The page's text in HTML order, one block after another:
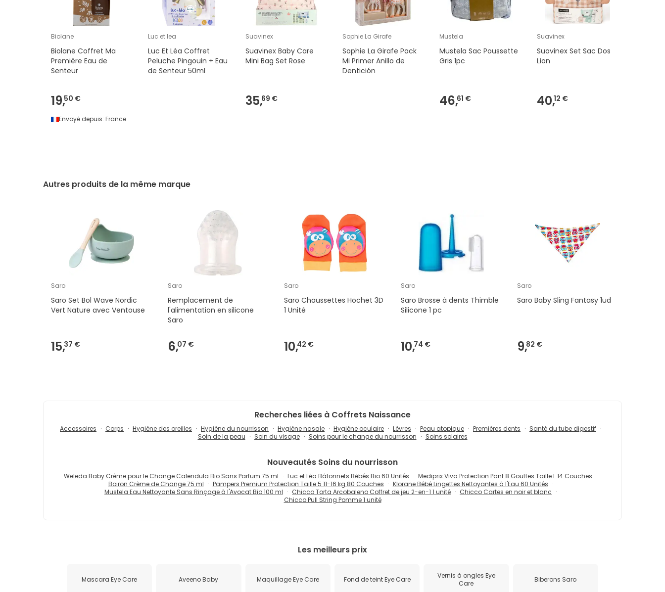
Biolane
Biolane Coffret Ma
Première Eau de
Senteur
19,50 €
Envoyé depuis: France
Luc et lea
Luc Et Léa Coffret
Peluche Pingouin + Eau
de Senteur 50ml
Suavinex
Suavinex Baby Care
Mini Bag Set Rose
35,69 €
Sophie La Girafe
Sophie La Girafe Pack
Mi Primer Anillo de
Dentición
Mustela
Mustela Sac Poussette
Gris 1pc
46,61 €
Suavinex
Suavinex Set Sac Dos
Lion
40,12 €
Autres produits de la même marque
Saro
Saro Set Bol Wave Nordic
Vert Nature avec Ventouse
15,37 €
Saro
Remplacement de
l'alimentation en silicone
Saro
6,07 €
Saro
Saro Chaussettes Hochet 3D
1 Unité
10,42 €
Saro
Saro Brosse à dents Thimble
Silicone 1 pc
10,74 €
Saro
Saro Baby Sling Fantasy 1ud
9,82 €
Recherches liées à Coffrets Naissance
Accessoires Corps Hygiène des oreilles Hygiène du nourrisson Hygiène nasale Hygiène oculaire Lèvres Peau atopique Premières dents
Santé du tube digestif
Soin de la peau
Soin du visage Soins pour le change du nourrisson Soins solaires
Nouveautés Soins du nourrisson
Weleda Baby Crème pour le Change Calendula Bio Sans Parfum 75 ml Luc et Léa Bâtonnets Bébés Bio 60 Unités
Mediprix Viva Protection Pant 8 Gouttes Taille L 14 Couches
Boiron Crème de Change 75 ml
Pampers Premium Protection Taille 5 11-16 kg 80 Couches
Klorane Bébé Lingettes Nettoyantes à l'Eau 60 Unités
Mustela Eau Nettoyante Sans Rinçage à l'Avocat Bio 100 ml
Chicco Torta Arcobaleno Coffret de jeu 2-en-1 1 unité
Chicco Cartes en noir et blanc
Chicco Pull String Pomme 1 unité
Les meilleurs prix
Mascara Eye Care Aveeno Baby Maquillage Eye Care Fond de teint Eye Care
Vernis à ongles Eye
Care
Biberons Saro